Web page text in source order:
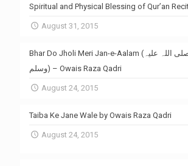
Spiritual and Physical Blessing of Qur’an
August 31, 2015
Bhar Do Jholi Meri Jan-e-Aalam (صلی اللہ علیہ
وسلم) – Owais Raza Qadri
August 24, 2015
Taiba Ke Jane Wale by Owais Raza Qadri
August 24, 2015